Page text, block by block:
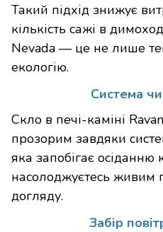
Такий підхід знижує
кількість сажі в
Nevada — це не лише
екологію.
Система
Скло в печі-каміні
прозорим завдяки
яка запобігає осіданню
насолоджуєтесь живим
догляду.
Забір